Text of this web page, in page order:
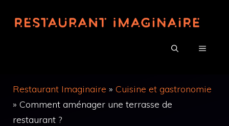
MENU
Restaurant Imaginaire » Cuisine et gastronomie
» Comment aménager une terrasse de
restaurant ?